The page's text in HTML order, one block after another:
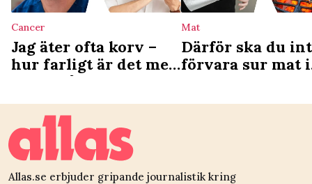
Cancer
Jag äter ofta korv –
hur farligt är det med
tanke på
cancerrisken?
Mat
Därför ska du
förvara sur mat i
Allas.se erbjuder gripande journalistik kring